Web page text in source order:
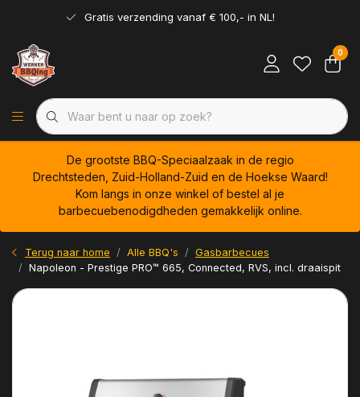
Gratis verzending vanaf € 100,- in NL!
0
De grootste BBQ-Speciaalzaak in de regio
Drechtsteden, Zuid-Holland-Zuid en de Hoekse Waard!
Kom langs in onze winkel of bestel al je
barbecuebenodigdheden gemakkelijk online.
Terug naar home Alle BBQ's
Gasbarbecues
Napoleon - Prestige PRO™ 665, Connected, RVS, incl. draaispit